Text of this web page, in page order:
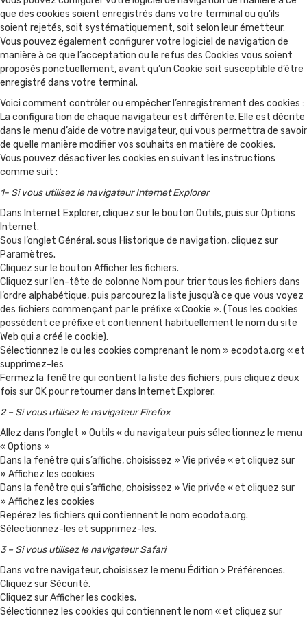
que des cookies soient enregistrés dans votre terminal ou qu’ils
soient rejetés, soit systématiquement, soit selon leur émetteur.
Vous pouvez également configurer votre logiciel de navigation de
manière à ce que l’acceptation ou le refus des Cookies vous soient
proposés ponctuellement, avant qu’un Cookie soit susceptible d’être
enregistré dans votre terminal.
Voici comment contrôler ou empêcher l’enregistrement des cookies :
La configuration de chaque navigateur est différente. Elle est décrite
dans le menu d’aide de votre navigateur, qui vous permettra de savoir
de quelle manière modifier vos souhaits en matière de cookies.
Vous pouvez désactiver les cookies en suivant les instructions
comme suit :
1- Si vous utilisez le navigateur Internet Explorer
Dans Internet Explorer, cliquez sur le bouton Outils, puis sur Options
Internet.
Sous l’onglet Général, sous Historique de navigation, cliquez sur
Paramètres.
Cliquez sur le bouton Afficher les fichiers.
Cliquez sur l’en-tête de colonne Nom pour trier tous les fichiers dans
l’ordre alphabétique, puis parcourez la liste jusqu’à ce que vous voyez
des fichiers commençant par le préfixe « Cookie ». (Tous les cookies
possèdent ce préfixe et contiennent habituellement le nom du site
Web qui a créé le cookie).
Sélectionnez le ou les cookies comprenant le nom » ecodota.org « et
supprimez-les
Fermez la fenêtre qui contient la liste des fichiers, puis cliquez deux
fois sur OK pour retourner dans Internet Explorer.
2 – Si vous utilisez le navigateur Firefox
Allez dans l’onglet » Outils « du navigateur puis sélectionnez le menu
« Options »
Dans la fenêtre qui s’affiche, choisissez » Vie privée « et cliquez sur
» Affichez les cookies
Dans la fenêtre qui s’affiche, choisissez » Vie privée « et cliquez sur
» Affichez les cookies
Repérez les fichiers qui contiennent le nom ecodota.org.
Sélectionnez-les et supprimez-les.
3 – Si vous utilisez le navigateur Safari
Dans votre navigateur, choisissez le menu Édition > Préférences.
Cliquez sur Sécurité.
Cliquez sur Afficher les cookies.
Sélectionnez les cookies qui contiennent le nom « et cliquez sur